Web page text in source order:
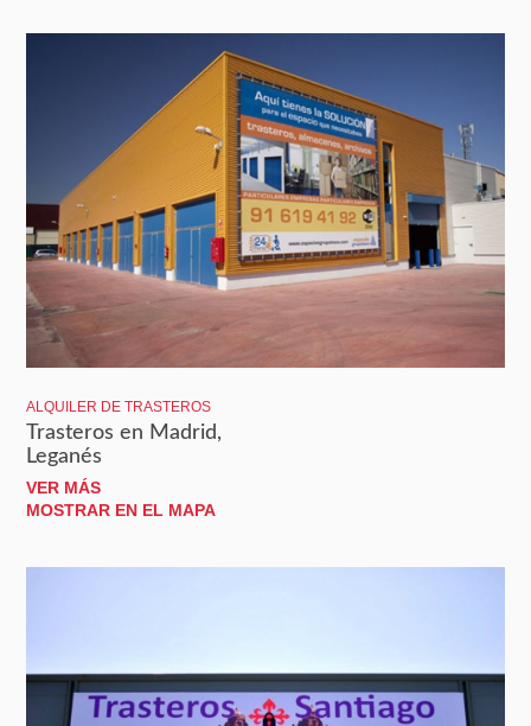
ALQUILER DE TRASTEROS
Trasteros en Madrid,
Leganés
VER MÁS
MOSTRAR EN EL MAPA